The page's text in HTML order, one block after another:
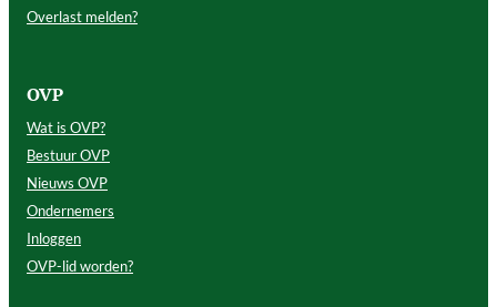
Overlast melden?
OVP
Wat is OVP?
Bestuur OVP
Nieuws OVP
Ondernemers
Inloggen
OVP-lid worden?